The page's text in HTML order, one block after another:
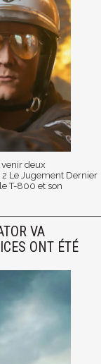
deux
Le Jugement Dernier
T-800 et son
VA
ONT ÉTÉ